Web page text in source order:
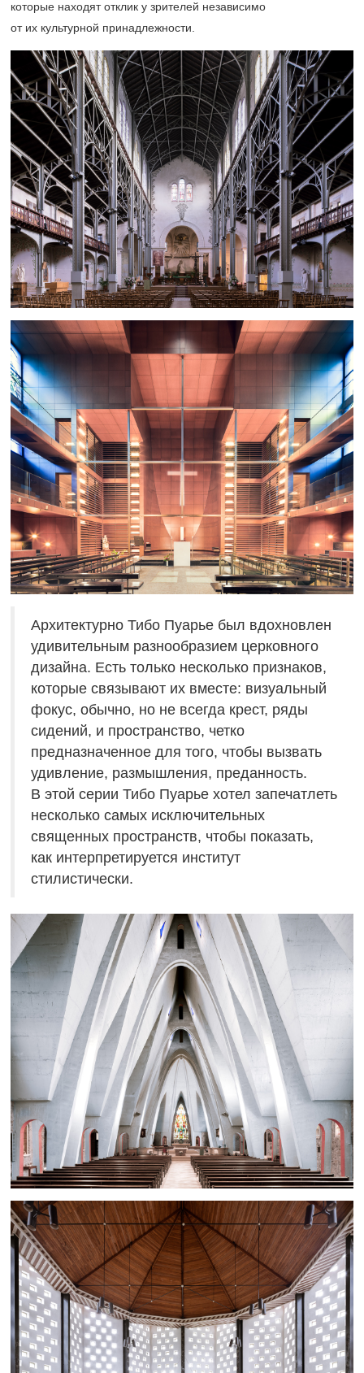
которые находят отклик у зрителей независимо
от их культурной принадлежности.
Архитектурно Тибо Пуарье был вдохновлен
удивительным разнообразием церковного
дизайна. Есть только несколько признаков,
которые связывают их вместе: визуальный
фокус, обычно, но не всегда крест, ряды
сидений, и пространство, четко
предназначенное для того, чтобы вызвать
удивление, размышления, преданность.
В этой серии Тибо Пуарье хотел запечатлеть
несколько самых исключительных
священных пространств, чтобы показать,
как интерпретируется институт
стилистически.